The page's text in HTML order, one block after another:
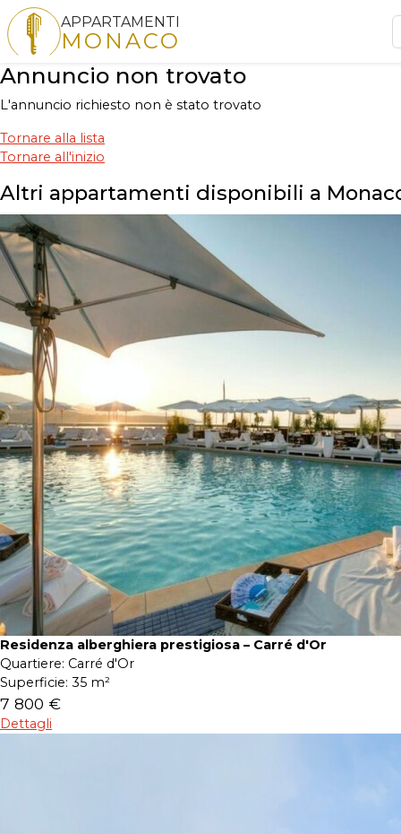
APPARTAMENTI
MONACO
Annuncio non trovato
L'annuncio richiesto non è stato trovato
Tornare alla lista
Tornare all'inizio
Altri appartamenti disponibili a
Residenza alberghiera prestigiosa – Carré d'Or
Quartiere: Carré d'Or
Superficie: 35 m²
7 800 €
Dettagli